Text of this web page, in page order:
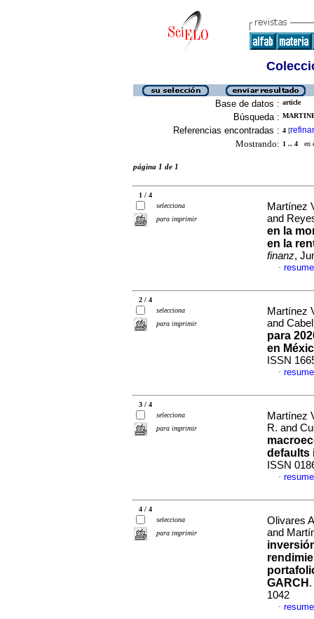
Base de datos : article
Búsqueda :
Referencias encontradas : 4 [refinar
Mostrando: 1 .. 4 en
página 1 de 1
1 / 4
selecciona
para imprimir
Martínez
and
en la
en la
finanz,
·
2 / 4
selecciona
para imprimir
Martínez
and
para
en
ISSN
·
3 / 4
selecciona
para imprimir
Martínez
R. and
defaults
ISSN
·
4 / 4
selecciona
para imprimir
Olivares
and
GARCH .
1042
·